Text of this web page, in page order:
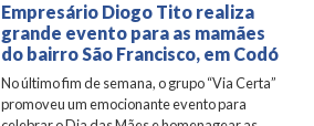
Empresário Diogo Tito realiza
grande evento para as mamães
do bairro São Francisco, em Codó
No último fim de semana, o grupo “Via Certa”
promoveu um emocionante evento para